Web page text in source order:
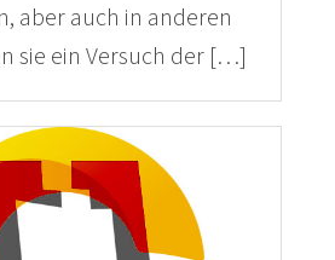
aber auch in anderen
sie ein Versuch der […]